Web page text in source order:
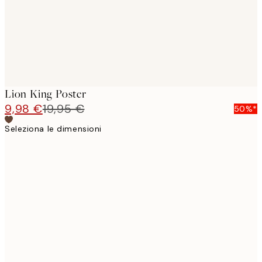
Lion King Poster
9,98 €19,95 €
50%*
Seleziona le dimensioni